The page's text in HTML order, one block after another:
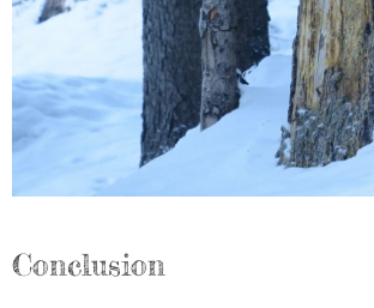
Conclusion